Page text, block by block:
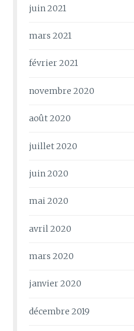
juin 2021
mars 2021
février 2021
novembre 2020
août 2020
juillet 2020
juin 2020
mai 2020
avril 2020
mars 2020
janvier 2020
décembre 2019